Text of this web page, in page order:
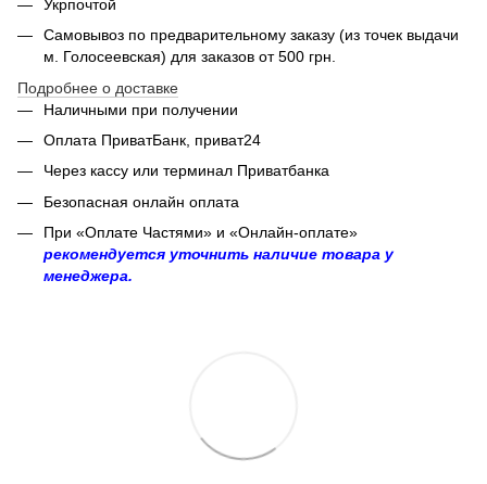
Укрпочтой
Самовывоз по предварительному заказу (из точек выдачи
м. Голосеевская) для заказов от 500 грн.
Подробнее о доставке
Наличными при получении
Оплата ПриватБанк, приват24
Через кассу или терминал Приватбанка
Безопасная онлайн оплата
При «Оплате Частями» и «Онлайн-оплате»
рекомендуется уточнить наличие товара у
менеджера.